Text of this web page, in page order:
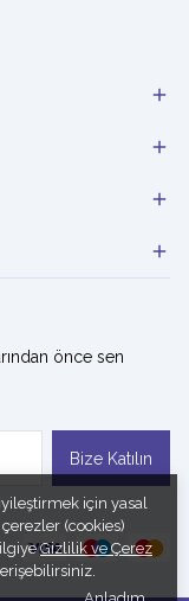
için yasal
(cookies)
Gizlilik ve Çerez
önce sen
Bize Katılın